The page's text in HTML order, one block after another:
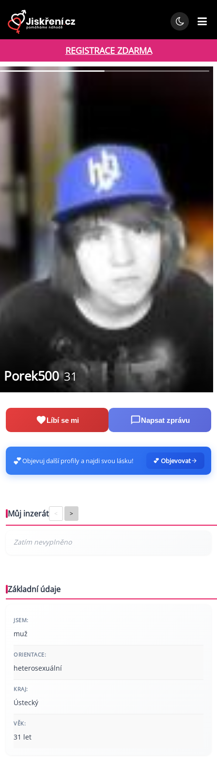
REGISTRACE ZDARMA
Porek500 31
Líbí se mi Napsat zprávu
💕Objevuj další profily a najdi svou lásku! 💕 Objevovat
Můj inzerát < >
Základní údaje
JSEM:
muž
ORIENTACE:
heterosexuální
KRAJ:
Ústecký
VĚK:
31 let